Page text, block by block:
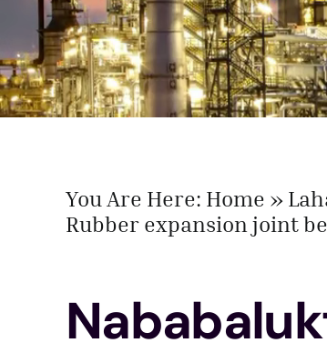
You Are Here: Home
Rubber expansion joint